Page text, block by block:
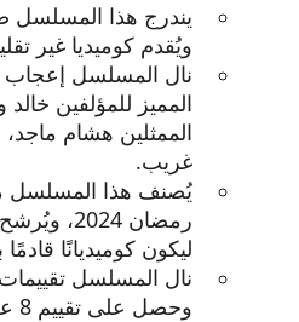
يندرج هذا المسلسل
ويُقدم كوميديا غير
نال المسلسل إعجاب
المميز للمؤلفين
الممثلين هشام
غريب.
يُصنف هذا
رمضان
ليكون كوميديانًا قادمًا
نال المسلسل تقييمات
وحصل على تقييم 8 على موقع IMDb.